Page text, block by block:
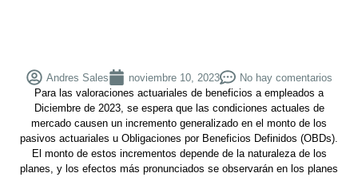
Andres Sales noviembre 10, 2023
No hay comentarios
Para las valoraciones actuariales de beneficios a empleados a
Diciembre de 2023, se espera que las condiciones actuales de
mercado causen un incremento generalizado en el monto de los
pasivos actuariales u Obligaciones por Beneficios Definidos (OBDs).
El monto de estos incrementos depende de la naturaleza de los
planes, y los efectos más pronunciados se observarán en los planes